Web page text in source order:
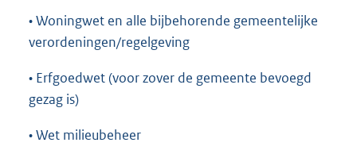
• Woningwet en alle bijbehorende gemeentelijke
verordeningen/regelgeving
• Erfgoedwet (voor zover de gemeente bevoegd
gezag is)
• Wet milieubeheer